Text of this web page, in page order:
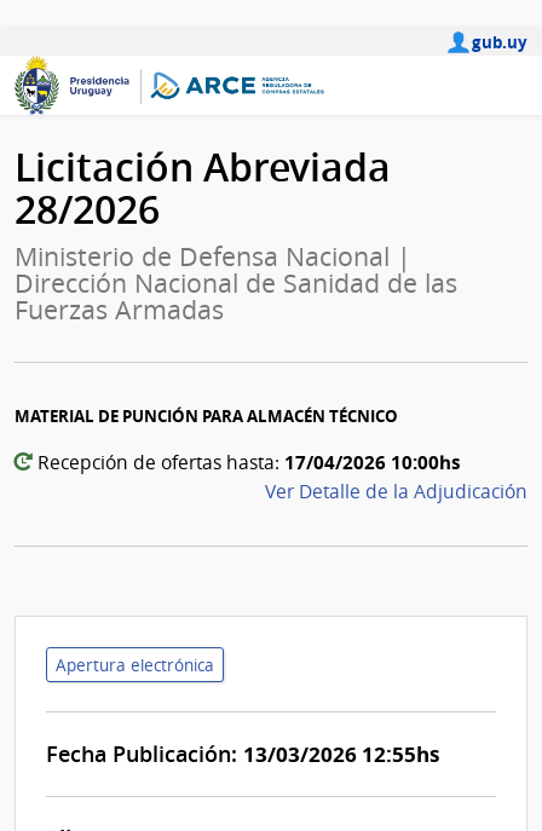
gub.uy
Licitación Abreviada
28/2026
Ministerio de Defensa Nacional |
Dirección Nacional de Sanidad de las
Fuerzas Armadas
MATERIAL DE PUNCIÓN PARA ALMACÉN TÉCNICO
Recepción de ofertas hasta: 17/04/2026 10:00hs
Ver Detalle de la Adjudicación
Apertura electrónica
Fecha Publicación: 13/03/2026 12:55hs